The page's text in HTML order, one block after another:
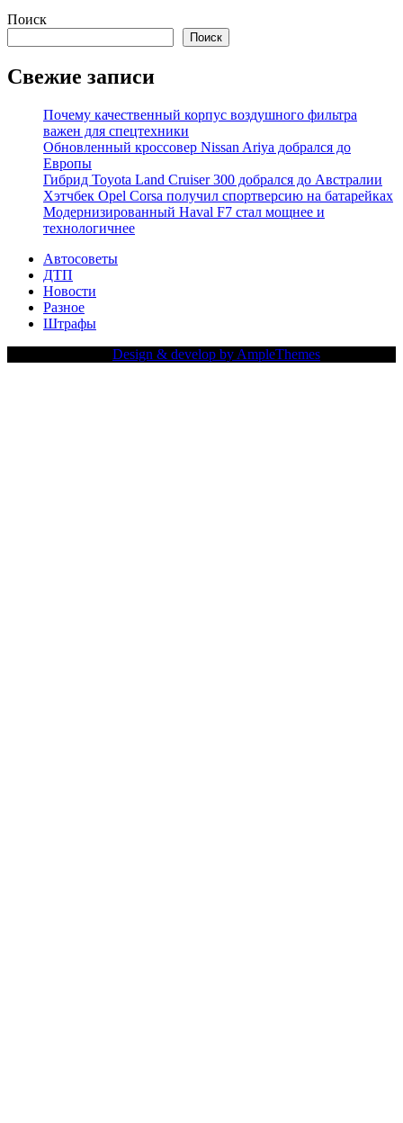
Поиск
Поиск
Свежие записи
Почему качественный корпус воздушного фильтра
важен для спецтехники
Обновленный кроссовер Nissan Ariya добрался до
Европы
Гибрид Toyota Land Cruiser 300 добрался до Австралии
Хэтчбек Opel Corsa получил спортверсию на батарейках
Модернизированный Haval F7 стал мощнее и
технологичнее
Автосоветы
ДТП
Новости
Разное
Штрафы
Design & develop by AmpleThemes